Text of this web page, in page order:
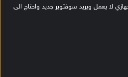
لا يعمل ويريد سوفتوير جديد واحتاج الى